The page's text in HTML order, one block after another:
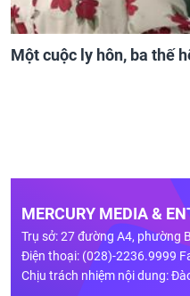
Một cuộc ly hôn, ba thế
MERCURY MEDIA &
Trụ sở: 27 đường A4, phường
Điện thoại: (028)-2236.9999
Chịu trách nhiệm nội dung: